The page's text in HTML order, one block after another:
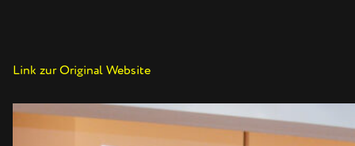
Link zur Original Website